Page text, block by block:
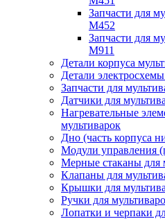
Запчасти для
M452
Запчасти для
M911
Детали корпуса
Детали
Запчасти для
Датчики для
Нагревательные
мультиварок
Дно (часть корпуса
Модули управления
Мерные стаканы для
Клапаны для
Крышки для
Ручки для
Лопатки и черпаки